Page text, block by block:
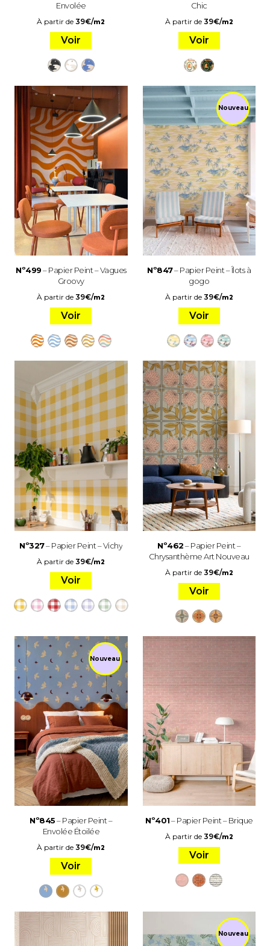
Envolée
À partir de39€/m2
Voir
Chic
À partir de 39€/m2
Voir
Nº499– Papier Peint – Vagues
Groovy
À partir de39€/m2
Voir
Nouveau
Nº847– Papier Peint – Îlots à
gogo
À partir de 39€/m2
Voir
Nº327– Papier Peint – Vichy
À partir de39€/m2
Voir
Nº462– Papier Peint –
Chrysanthème Art Nouveau
À partir de 39€/m2
Voir
Nouveau
Nº845– Papier Peint –
Envolée Étoilée
À partir de39€/m2
Voir
Nº401– Papier Peint – Brique
À partir de 39€/m2
Voir
Nouveau